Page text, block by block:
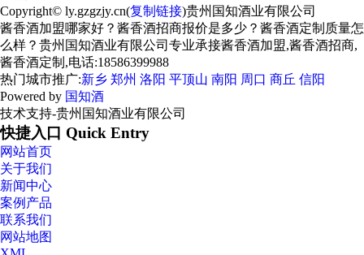
Copyright© ly.gzgzjy.cn(复制链接)贵州国知酒业有限公司
酱香酒加盟哪家好？酱香酒招商报价是多少？酱香酒定制质量怎
么样？贵州国知酒业有限公司专业承接酱香酒加盟,酱香酒招商,
酱香酒定制,电话:18586399988
热门城市推广:新乡 郑州 洛阳 平顶山 南阳 周口 商丘 信阳
Powered by 国知酒
技术支持-贵州国知酒业有限公司
快捷入口 Quick Entry
网站首页
关于我们
新闻中心
案例产品
联系我们
网站地图